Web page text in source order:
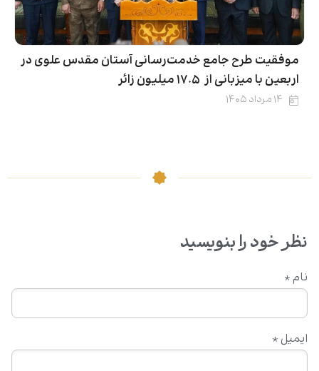
موفقیت طرح جامع خدمت‌رسانی آستان مقدس علوی در
اربعین با میزبانی از ۱۷.۵ میلیون زائر
۱۴ مرداد ۱۴۰۵
نظر خود را بنویسید
نام *
ایمیل *